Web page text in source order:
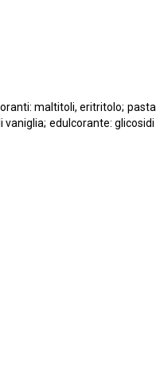
maltitoli, eritritolo;
edulcorante: